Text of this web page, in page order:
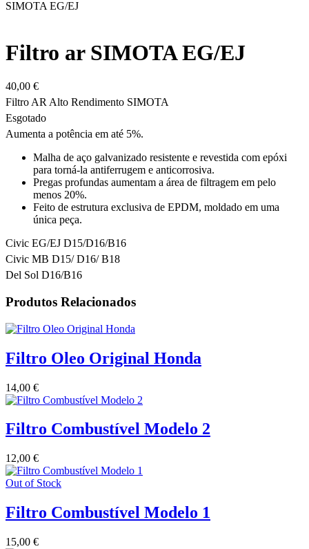
SIMOTA EG/EJ
Filtro ar SIMOTA EG/EJ
40,00 €
Filtro AR Alto Rendimento SIMOTA
Esgotado
Aumenta a potência em até 5%.
Malha de aço galvanizado resistente e revestida com epóxi
para torná-la antiferrugem e anticorrosiva.
Pregas profundas aumentam a área de filtragem em pelo
menos 20%.
Feito de estrutura exclusiva de EPDM, moldado em uma
única peça.
Civic EG/EJ D15/D16/B16
Civic MB D15/ D16/ B18
Del Sol D16/B16
Produtos Relacionados
Filtro Oleo Original Honda
14,00 €
Filtro Combustível Modelo 2
12,00 €
Out of Stock
Filtro Combustível Modelo 1
15,00 €